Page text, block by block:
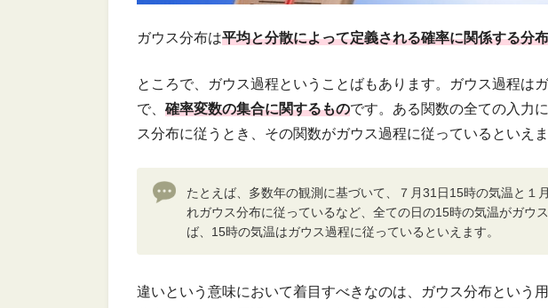
ガウス分布は平均と分散によって定義される確率に関係する分布
ところで、ガウス過程ということばもあります。ガウス過程は
で、 確率変数の集合に関するものです。ある関数の全ての入力
ス分布に従うとき、その関数がガウス過程に従っているといえま
たとえば、多数年の観測に基づいて、７月31日15時の気温と１
れガウス分布に従っているなど、全ての日の15時の気温がガウ
ば、15時の気温はガウス過程に従っているといえます。
違いという意味において着目すべきなのは、ガウス分布という